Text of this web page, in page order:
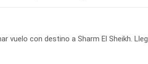
vuelo con destino a Sharm El Sheikh.